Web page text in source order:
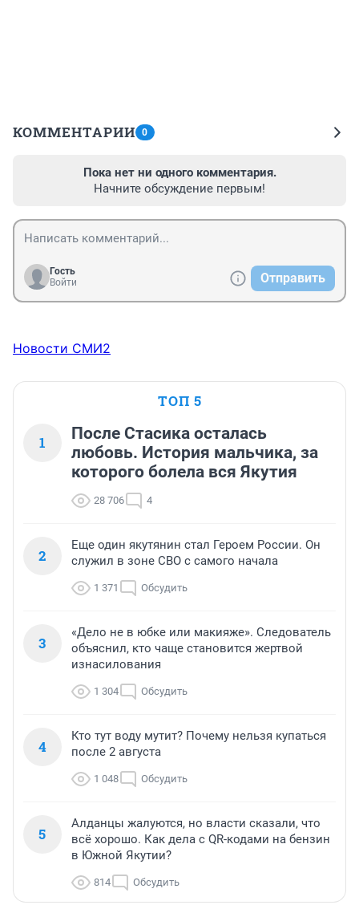
КОММЕНТАРИИ 0
Пока нет ни одного комментария.
Начните обсуждение первым!
Гость
Войти
Отправить
Новости СМИ2
ТОП 5
1
После Стасика осталась
любовь. История мальчика, за
которого болела вся Якутия
28 706 4
2
Еще один якутянин стал Героем России. Он
служил в зоне СВО с самого начала
1 371 Обсудить
3
«Дело не в юбке или макияже». Следователь
объяснил, кто чаще становится жертвой
изнасилования
1 304 Обсудить
4
Кто тут воду мутит? Почему нельзя купаться
после 2 августа
1 048 Обсудить
5
Алданцы жалуются, но власти сказали, что
всё хорошо. Как дела с QR-кодами на бензин
в Южной Якутии?
814 Обсудить